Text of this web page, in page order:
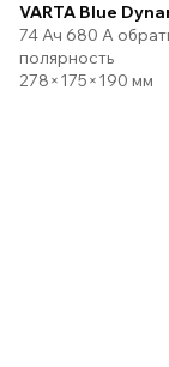
VARTA Blue
74 Ач 680 А
полярность
278×175×190 мм